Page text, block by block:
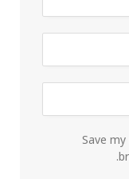
Save